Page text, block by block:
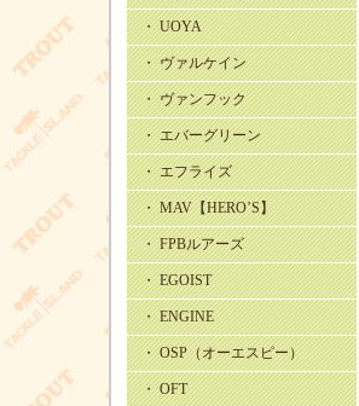
・ UOYA
・ ヴァルケイン
・ ヴァンフック
・ エバーグリーン
・ エフライズ
・ MAV【HERO’S】
・ FPBルアーズ
・ EGOIST
・ ENGINE
・ OSP（オーエスピー）
・ OFT